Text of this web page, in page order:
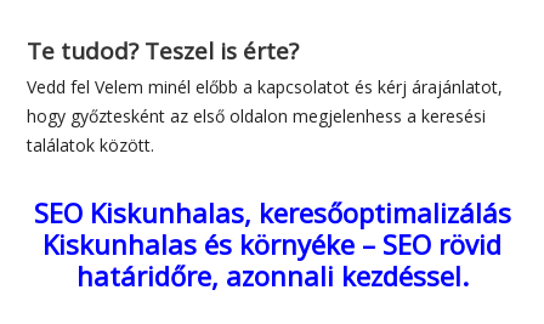
Te tudod? Teszel is érte?
Vedd fel Velem minél előbb a kapcsolatot és kérj árajánlatot,
hogy győztesként az első oldalon megjelenhess a keresési
találatok között.
SEO Kiskunhalas, keresőoptimalizálás
Kiskunhalas és környéke – SEO rövid
határidőre, azonnali kezdéssel.